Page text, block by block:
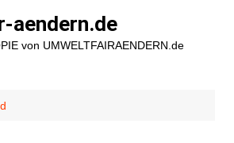
aendern.de
von UMWELTFAIRAENDERN.de